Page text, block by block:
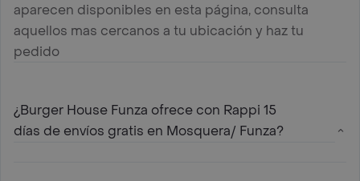
aparecen disponibles en esta página, consulta
aquellos mas cercanos a tu ubicación y haz tu
pedido
¿Burger House Funza ofrece con Rappi 15
días de envíos gratis en Mosquera/ Funza?